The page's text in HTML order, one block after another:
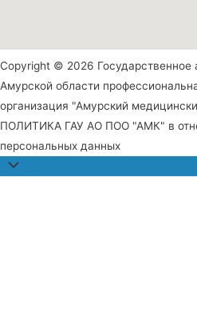
Copyright © 2026
Амурской области
организация "Амурский
ПОЛИТИКА ГАУ АО ПОО "АМК" в
персональных данных
Прокрутить